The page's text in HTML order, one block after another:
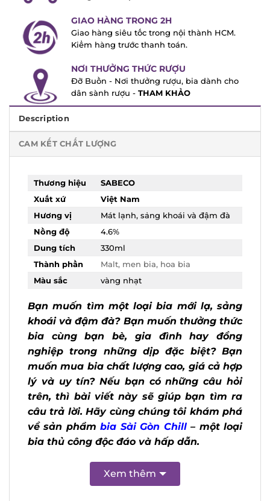
GIAO HÀNG TRONG 2H
Giao hàng siêu tốc trong nội thành HCM.
Kiểm hàng trước thanh toán.
NƠI THƯỞNG THỨC RƯỢU
Đỡ Buồn - Nơi thưởng rượu, bia dành cho
dân sành rượu -
THAM KHẢO
Description
CAM KẾT CHẤT LƯỢNG
Thương
hiệu
SABECO
Việt Nam
Hương vị
Mát lạnh, sảng khoái và đậm đà
Nồng độ
Dung tích
330ml
Thành phần
Malt, men bia, hoa bia
Màu sắc
vàng nhạt
Bạn muốn tìm một loại bia mới lạ, sảng
khoái và đậm đà? Bạn muốn thưởng
thức bia cùng bạn bè, gia đình hay
đồng nghiệp trong những dịp đặc biệt?
Bạn muốn mua bia chất lượng cao, giá
cả hợp lý và uy tín? Nếu bạn có những
câu hỏi trên, thì bài viết này sẽ giúp
bạn tìm ra câu trả lời. Hãy cùng chúng
tôi khám phá về sản phẩmbia Sài Gòn
Chill– một loại bia thủ công độc đáo và